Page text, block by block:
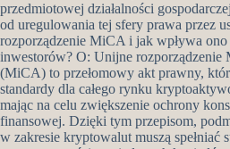
przedmiotowej działalności
od uregulowania tej sfery prawa przez
rozporządzenie MiCA i jak wpływa ono
inwestorów? O: Unijne rozporządzenie
(MiCA) to przełomowy akt prawny,
standardy dla całego rynku
mając na celu zwiększenie ochrony
finansowej. Dzięki tym przepisom,
w zakresie kryptowalut muszą spełniać